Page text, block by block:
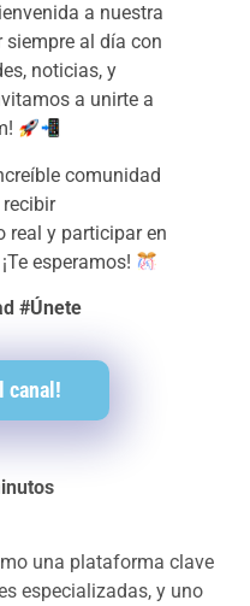
una plataforma clave
especializadas, y uno
a nuestra
siempre al día con
noticias, y
a unirte a
comunidad
real y participar en
esperamos!
#Únete
canal!